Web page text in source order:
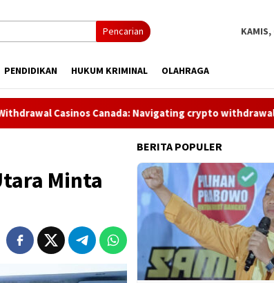
Pencarian KAMIS,
PENDIDIKAN HUKUM KRIMINAL OLAHRAGA
Canada: Navigating crypto withdrawals and instant
Minta
BERITA POPULER